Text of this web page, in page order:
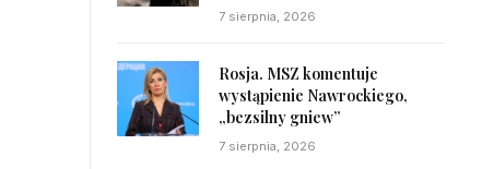
7 sierpnia, 2026
Rosja. MSZ komentuje
wystąpienie Nawrockiego,
„bezsilny gniew”
7 sierpnia, 2026